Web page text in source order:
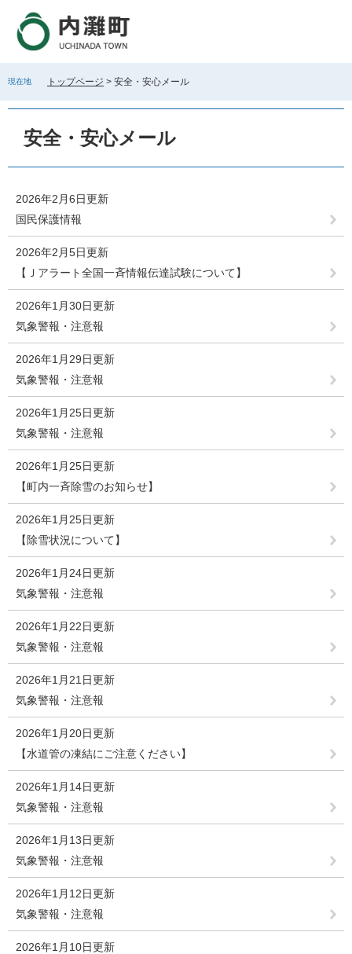
で
ば
現在地 トップページ > 安全・安心メール
安全・安心メール
2026年2月6日更新
国民保護情報
2026年2月5日更新
【Ｊアラート全国一斉情報伝達試験について】
2026年1月30日更新
気象警報・注意報
2026年1月29日更新
気象警報・注意報
2026年1月25日更新
気象警報・注意報
2026年1月25日更新
【町内一斉除雪のお知らせ】
2026年1月25日更新
【除雪状況について】
2026年1月24日更新
気象警報・注意報
2026年1月22日更新
気象警報・注意報
2026年1月21日更新
気象警報・注意報
2026年1月20日更新
【水道管の凍結にご注意ください】
2026年1月14日更新
気象警報・注意報
2026年1月13日更新
気象警報・注意報
2026年1月12日更新
気象警報・注意報
2026年1月10日更新